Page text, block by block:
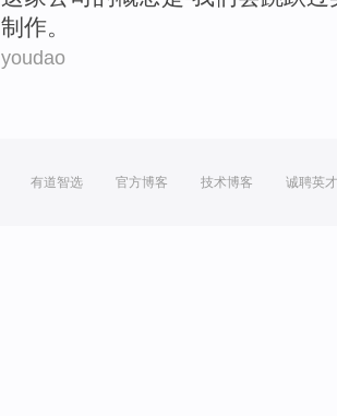
制作。
youdao
有道智选 官方博客 技术博客 诚聘英才